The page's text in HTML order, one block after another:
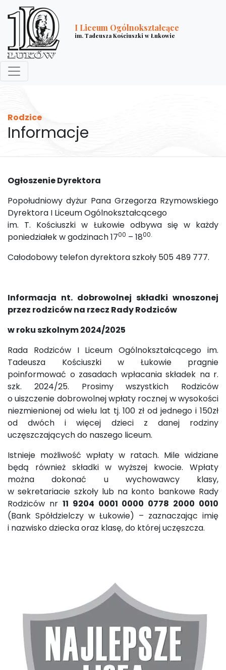
I Liceum Ogólnokształcące
im. Tadeusza Kościuszki w Łukowie
Rodzice
Informacje
Ogłoszenie Dyrektora
Popołudniowy dyżur Pana Grzegorza Rzymowskiego
Dyrektora I Liceum Ogólnokształcącego
im. T. Kościuszki w Łukowie odbywa się w każdy
poniedziałek w godzinach 1700 – 1800.
Całodobowy telefon dyrektora szkoły 505 489 777.
Informacja nt. dobrowolnej składki wnoszonej
przez rodziców na rzecz Rady Rodziców
w roku szkolnym 2024/2025
Rada Rodziców I Liceum Ogólnokształcącego im.
Tadeusza Kościuszki w Łukowie pragnie
poinformować o zasadach wpłacania składek na r.
szk. 2024/25. Prosimy wszystkich Rodziców
o uiszczenie dobrowolnej wpłaty rocznej w wysokości
niezmienionej od wielu lat tj. 100 zł od jednego i 150zł
od dwóch i więcej dzieci z danej rodziny
uczęszczających do naszego liceum.
Istnieje możliwość wpłaty w ratach. Mile widziane
będą również składki w wyższej kwocie. Wpłaty
można dokonać u wychowawcy klasy,
w sekretariacie szkoły lub na konto bankowe Rady
Rodziców nr 11 9204 0001 0000 0778 2000 0010
(Bank Spółdzielczy w Łukowie) – zaznaczając imię
i nazwisko dziecka oraz klasę, do której uczęszcza.